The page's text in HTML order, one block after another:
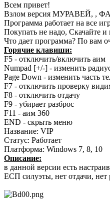
Всем привет!
Взлом версия МУРАВЕЙ, ,
Программа работает на все
Покупать не надо, Скачайте и
Что дает программа? По вам
Горячие клавиши:
F5 - отключить/включить аим
Numpad [+/-] - изменить
Page Down - изменить часть
F7 - отключить проверку
F8 - отключить отдачу
F9 - убирает разброс
F11 - аим 360
END - скрыть меню
Название: VIP
Статус: Работает
Платформа: Windows 7, 8, 10
Описание:
в данной версии есть
ЕСП силуэты, нет отдачи, нет